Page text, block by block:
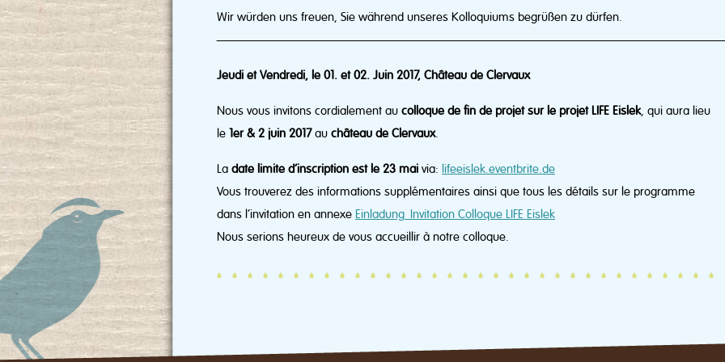
Wir würden uns freuen, Sie während unseres Kolloquiums begrüßen zu dürfen.
Jeudi et Vendredi, le 01. et 02. Juin 2017, Château de Clervaux
Nous vous invitons cordialement au colloque de fin de projet sur le projet LIFE Eislek, qui aura lieu
le 1er & 2 juin 2017au château de Clervaux.
La date limite d’inscription est le 23 mai via: lifeeislek.eventbrite.de
Vous trouverez des informations supplémentaires ainsi que tous les détails sur le programme
dans l’invitation en annexe Einladung_Invitation Colloque LIFE Eislek
Nous serions heureux de vous accueillir à notre colloque.